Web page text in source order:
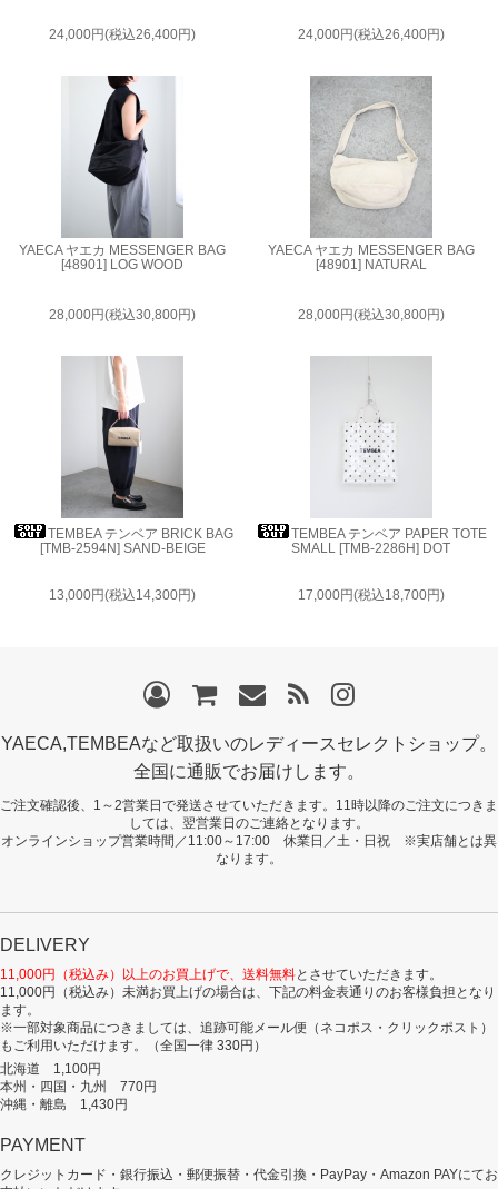
24,000円(税込26,400円) 24,000円(税込26,400円)
YAECA ヤエカ MESSENGER BAG
[48901] LOG WOOD
28,000円(税込30,800円)
YAECA ヤエカ MESSENGER BAG
[48901] NATURAL
28,000円(税込30,800円)
TEMBEA テンベア BRICK BAG
[TMB-2594N] SAND-BEIGE
13,000円(税込14,300円)
TEMBEA テンベア PAPER TOTE
SMALL [TMB-2286H] DOT
17,000円(税込18,700円)
YAECA,TEMBEAなど取扱いのレディースセレクトショップ。
全国に通販でお届けします。
ご注文確認後、1～2営業日で発送させていただきます。11時以降のご注文につきま
しては、翌営業日のご連絡となります。
オンラインショップ営業時間／11:00～17:00 休業日／土・日祝 ※実店舗とは異
なります。
DELIVERY
11,000円（税込み）以上のお買上げで、送料無料とさせていただきます。
11,000円（税込み）未満お買上げの場合は、下記の料金表通りのお客様負担となり
ます。
※一部対象商品につきましては、追跡可能メール便（ネコポス・クリックポスト）
もご利用いただけます。（全国一律 330円）
北海道 1,100円
本州・四国・九州 770円
沖縄・離島 1,430円
PAYMENT
クレジットカード・銀行振込・郵便振替・代金引換・PayPay・Amazon PAYにてお